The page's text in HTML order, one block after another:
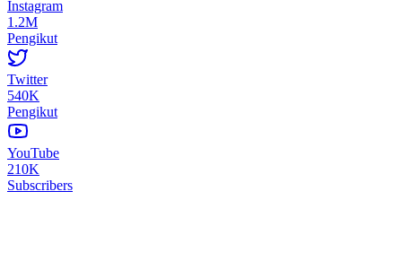
Instagram
1.2M
Pengikut
Twitter
540K
Pengikut
YouTube
210K
Subscribers